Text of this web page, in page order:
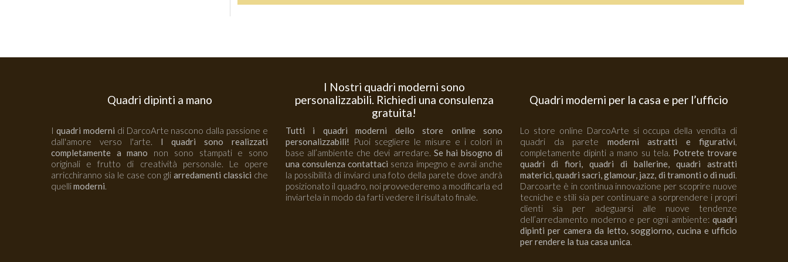
Quadri dipinti a mano
I quadri moderni di DarcoArte nascono dalla passione e
dall'amore verso l'arte. I quadri sono realizzati
completamente a mano non sono stampati e sono
originali e frutto di creatività personale. Le opere
arricchiranno sia le case con gli arredamenti classici che
quellimoderni.
I Nostri quadri moderni sono
personalizzabili. Richiedi una consulenza
gratuita!
Tutti i quadri moderni dello store online sono
personalizzabili! Puoi scegliere le misure e i colori in
base all’ambiente che devi arredare. Se hai bisogno di
una consulenza contattaci senza impegno e avrai anche
la possibilità di inviarci una foto della parete dove andrà
posizionato il quadro, noi provvederemo a modificarla ed
inviartela in modo da farti vedere il risultato finale.
Quadri moderni per la casa e per l’ufficio
Lo store online DarcoArte si occupa della vendita di
quadri da parete moderni astratti e figurativi,
completamente dipinti a mano su tela. Potrete trovare
quadri di fiori, quadri di ballerine, quadri astratti
materici, quadri sacri, glamour, jazz, di tramonti o di nudi.
Darcoarte è in continua innovazione per scoprire nuove
tecniche e stili sia per continuare a sorprendere i propri
clienti sia per adeguarsi alle nuove tendenze
dell’arredamento moderno e per ogni ambiente: quadri
dipinti per camera da letto, soggiorno, cucina e ufficio
per rendere la tua casa unica.